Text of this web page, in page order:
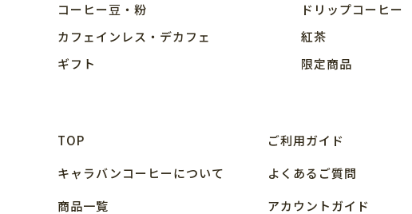
コーヒー豆・粉 ドリップコーヒー
カフェインレス・デカフェ
紅茶
ギフト
限定商品
TOP
キャラバンコーヒーについて
商品⼀覧
ご利用ガイド
よくあるご質問
アカウントガイド